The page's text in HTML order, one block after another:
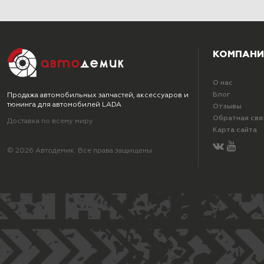
Продажа автомобильных запчастей, аксессуаров и
тюнинга для автомобилей LADA
Доставка по всему миру
© 2026 Автодемик. Все права защищены
О нас
Блог
Отзывы
Обратная
Карта сайта